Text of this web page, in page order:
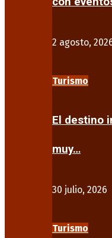
2 agosto,
Turismo
El destino
muy…
30 julio, 2026
Turismo